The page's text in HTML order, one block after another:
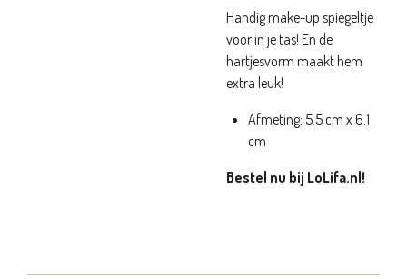
Handig make-up spiegeltje
voor in je tas! En de
hartjesvorm maakt hem
extra leuk!
Afmeting: 5.5 cm x 6.1
cm
Bestel nu bij LoLifa.nl!